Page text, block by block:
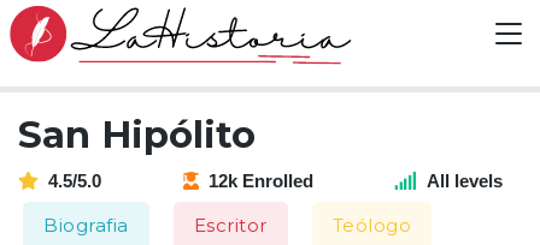
San Hipólito
4.5/5.0 12k Enrolled All levels
Biografia Escritor Teólogo